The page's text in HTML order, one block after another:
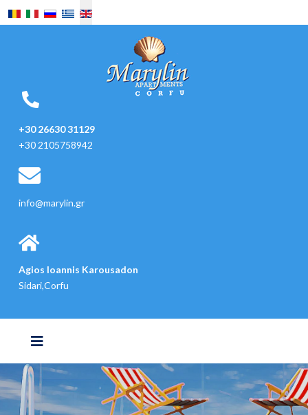
Select your language
+30 26630 31129
+30 2105758942
info@marylin.gr
Agios Ioannis Karousadon
Sidari,Corfu